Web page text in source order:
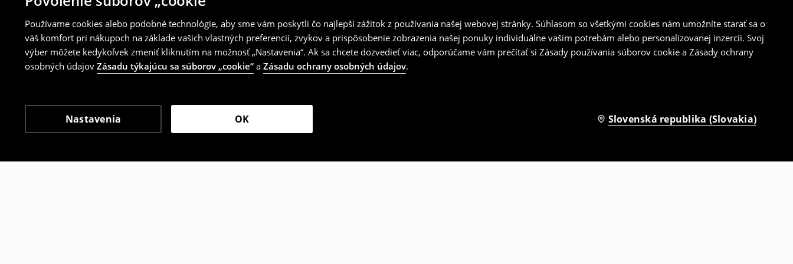
Používame cookies alebo podobné technológie, aby sme vám poskytli čo najlepší zážitok z používania našej webovej stránky. Súhlasom so všetkými cookies nám umožníte starať sa o
váš komfort pri nákupoch na základe vašich vlastných preferencií, zvykov a prispôsobenie zobrazenia našej ponuky individuálne vašim potrebám alebo personalizovanej inzercii. Svoj
výber môžete kedykoľvek zmeniť kliknutím na možnosť „Nastavenia“. Ak sa chcete dozvedieť viac, odporúčame vám prečítať si Zásady používania súborov cookie a Zásady ochrany
osobných údajov Zásadu týkajúcu sa súborov „cookie“ a Zásadu ochrany osobných údajov.
Nastavenia OK Slovenská republika (Slovakia)